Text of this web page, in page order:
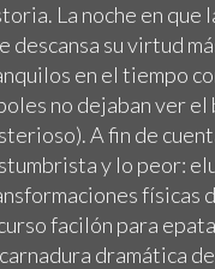
La noche en que
descansa su virtud
en el tiempo
no dejaban ver
A fin de
y lo peor:
físicas
facilón para
dramática